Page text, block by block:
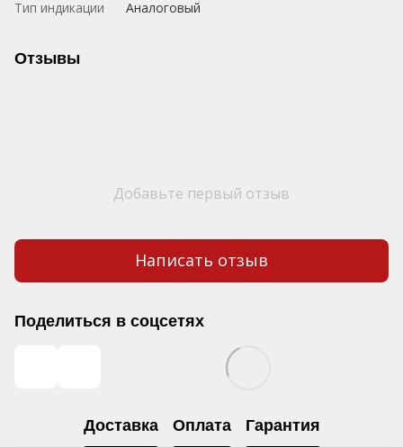
Тип индикации
Аналоговый
Отзывы
Добавьте первый отзыв
Написать отзыв
Поделиться в соцсетях
Доставка Оплата Гарантия